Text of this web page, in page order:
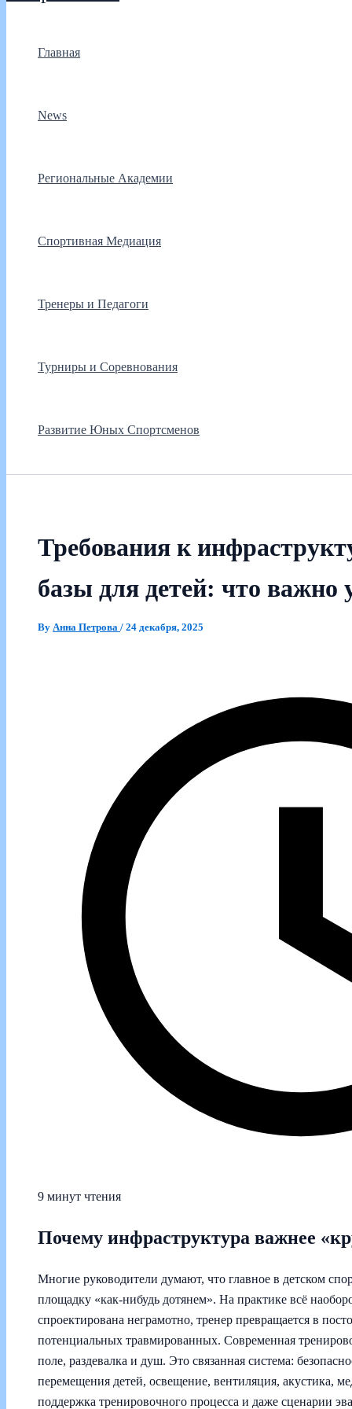
Главная
News
Региональные Академии
Спортивная Медиация
Тренеры и Педагоги
Турниры и Соревнования
Развитие Юных Спортсменов
Требования к
базы для детей: что важно
By Анна Петрова / 24 декабря, 2025
9 минут чтения
Почему инфраструктура важнее
Многие руководители думают, что главное в детском
площадку «как‑нибудь дотянем». На практике всё
спроектирована неграмотно, тренер превращается в
потенциальных травмированных. Современная
поле, раздевалка и душ. Это связанная система:
перемещения детей, освещение, вентиляция, акустика,
поддержка тренировочного процесса и даже сценарии